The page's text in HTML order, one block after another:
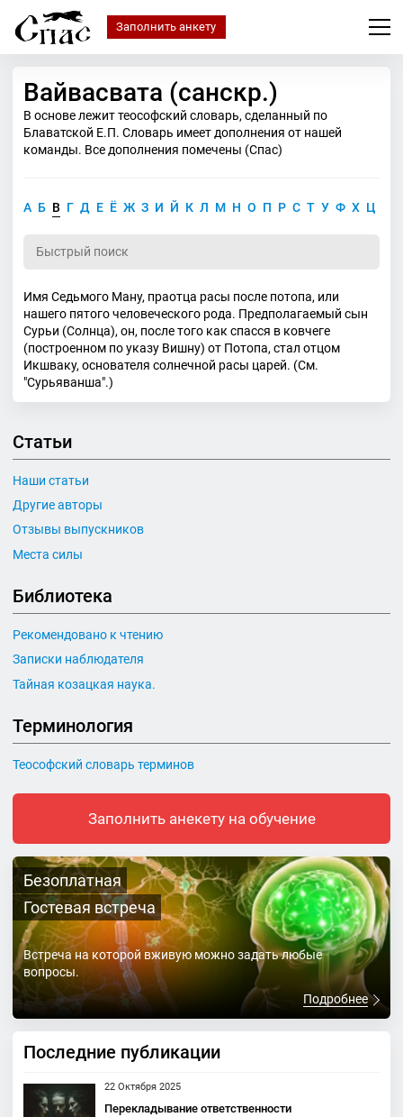
Заполнить анкету
Вайвасвата (санскр.)
В основе лежит теософский словарь, сделанный по
Блаватской Е.П. Словарь имеет дополнения от нашей
команды. Все дополнения помечены (Спас)
А Б В Г Д Е Ё Ж З И Й К Л М Н О П Р С Т У Ф Х Ц
Имя Седьмого Ману, праотца расы после потопа, или
нашего пятого человеческого рода. Предполагаемый сын
Сурьи (Солнца), он, после того как спасся в ковчеге
(построенном по указу Вишну) от Потопа, стал отцом
Икшваку, основателя солнечной расы царей. (См.
"Сурьяванша".)
Статьи
Наши статьи
Другие авторы
Отзывы выпускников
Места силы
Библиотека
Рекомендовано к чтению
Записки наблюдателя
Тайная козацкая наука.
Терминология
Теософский словарь терминов
Заполнить анекету на обучение
Безоплатная
Гостевая встреча
Встреча на которой вживую можно задать любые
вопросы.
Подробнее
Последние публикации
22 Октября 2025
Перекладывание ответственности